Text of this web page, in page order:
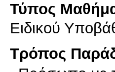
Τύπος
Ειδικού
Τρόπος